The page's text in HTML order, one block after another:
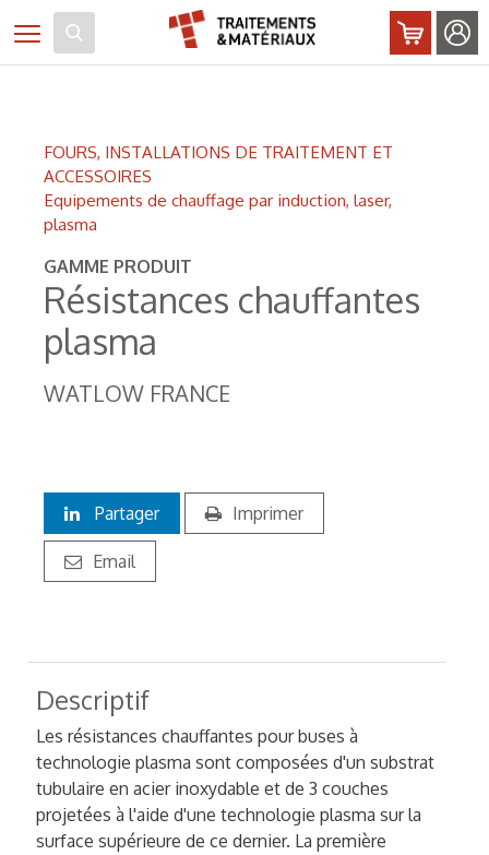
Toggle navigation
FOURS, INSTALLATIONS DE TRAITEMENT ET
ACCESSOIRES
Equipements de chauffage par induction, laser,
plasma
GAMME PRODUIT
Résistances chauffantes
plasma
WATLOW FRANCE
Partager Imprimer
Email
Descriptif
Les résistances chauffantes pour buses à
technologie plasma sont composées d'un substrat
tubulaire en acier inoxydable et de 3 couches
projetées à l'aide d'une technologie plasma sur la
surface supérieure de ce dernier. La première
Panneau de gestion des cookies